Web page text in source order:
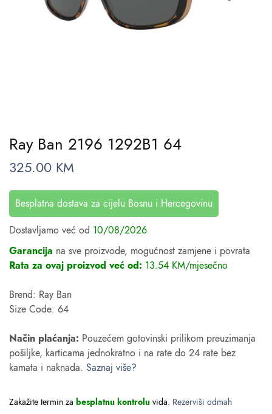
Ray Ban 2196 1292B1 64
325.00 KM
Besplatna dostava za cijelu Bosnu i Hercegovinu
Dostavljamo već od 10/08/2026
Garancija na sve proizvode, mogućnost zamjene i povrata
Rata za ovaj proizvod već od: 13.54 KM/mjesečno
Brend: Ray Ban
Size Code: 64
Način plaćanja: Pouzećem gotovinski prilikom preuzimanja
pošiljke, karticama jednokratno i na rate do 24 rate bez
kamata i naknada. Saznaj više?
Zakažite termin zabesplatnu kontrolu vida. Rezerviši odmah